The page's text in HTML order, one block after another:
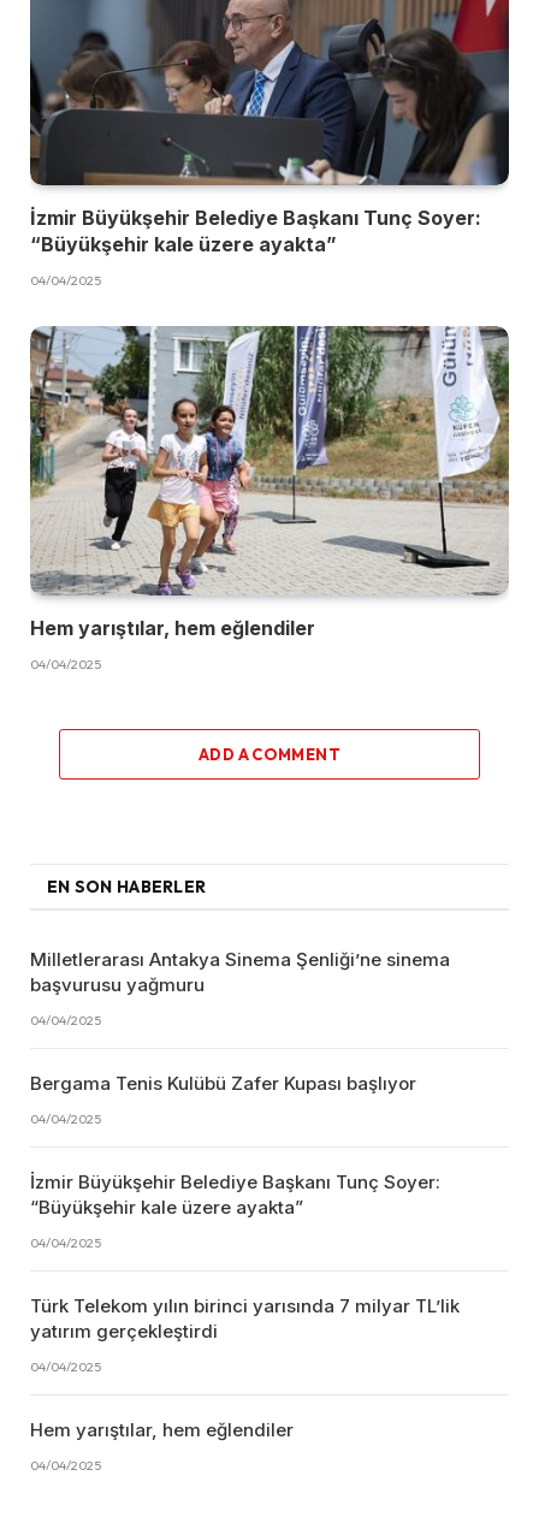
İzmir Büyükşehir Belediye Başkanı Tunç Soyer:
“Büyükşehir kale üzere ayakta”
04/04/2025
Hem yarıştılar, hem eğlendiler
04/04/2025
ADD A COMMENT
EN SON HABERLER
Milletlerarası Antakya Sinema Şenliği’ne sinema
başvurusu yağmuru
04/04/2025
Bergama Tenis Kulübü Zafer Kupası başlıyor
04/04/2025
İzmir Büyükşehir Belediye Başkanı Tunç Soyer:
“Büyükşehir kale üzere ayakta”
04/04/2025
Türk Telekom yılın birinci yarısında 7 milyar TL’lik
yatırım gerçekleştirdi
04/04/2025
Hem yarıştılar, hem eğlendiler
04/04/2025